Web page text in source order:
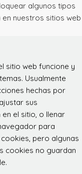
algunos tipos
nuestros sitios web
sitio web funcione y
Usualmente
hechas por
sus
el sitio, o llenar
para
pero algunas
cookies no guardan